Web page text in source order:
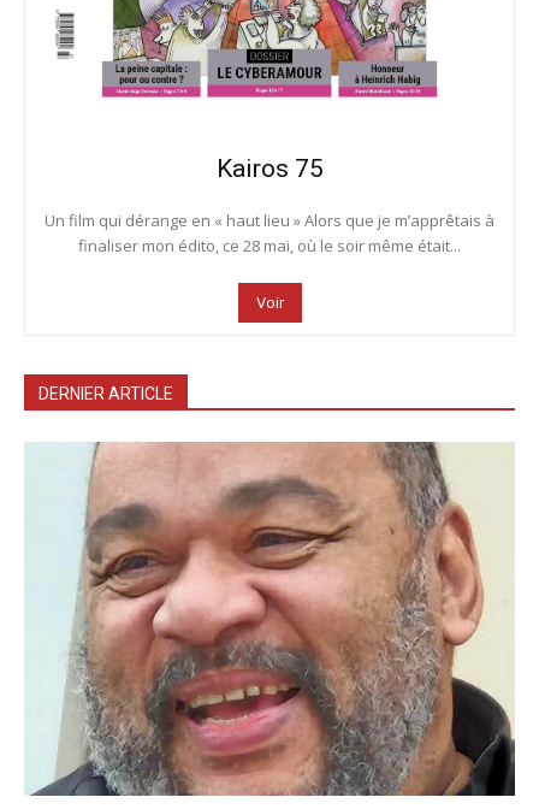
Kairos 75
Un film qui dérange en « haut lieu » Alors que je m’apprêtais à
finaliser mon édito, ce 28 mai, où le soir même était...
Voir
DERNIER ARTICLE